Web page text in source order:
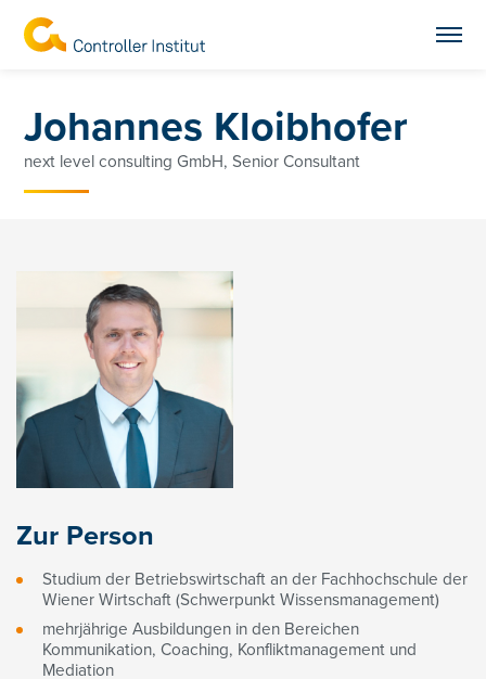
Johannes Kloibhofer
next level consulting GmbH, Senior Consultant
Zur Person
Studium der Betriebswirtschaft an der Fachhochschule der
Wiener Wirtschaft (Schwerpunkt Wissensmanagement)
mehrjährige Ausbildungen in den Bereichen
Kommunikation, Coaching, Konfliktmanagement und
Mediation